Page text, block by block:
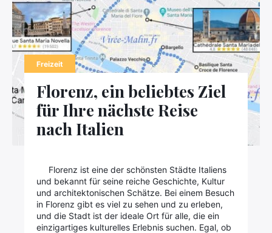
Freizeit
Florenz, ein beliebtes Ziel
für Ihre nächste Reise
nach Italien
Florenz ist eine der schönsten Städte Italiens
und bekannt für seine reiche Geschichte, Kultur
und architektonischen Schätze. Bei einem Besuch
in Florenz gibt es viel zu sehen und zu erleben,
und die Stadt ist der ideale Ort für alle, die ein
einzigartiges kulturelles Erlebnis suchen. Egal, ob